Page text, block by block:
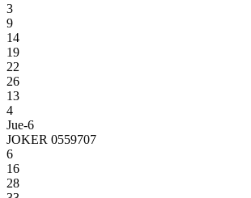
3
9
14
19
22
26
13
4
Jue-6
JOKER 0559707
6
16
28